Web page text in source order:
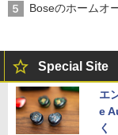
Boseのホームオ
Special Site
エ
e
く